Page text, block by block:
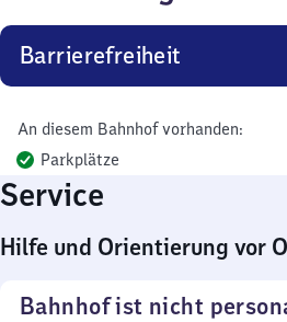
Barrierefreiheit
An diesem Bahnhof vorhanden:
Parkplätze
Service
Hilfe und Orientierung vor
Bahnhof ist nicht